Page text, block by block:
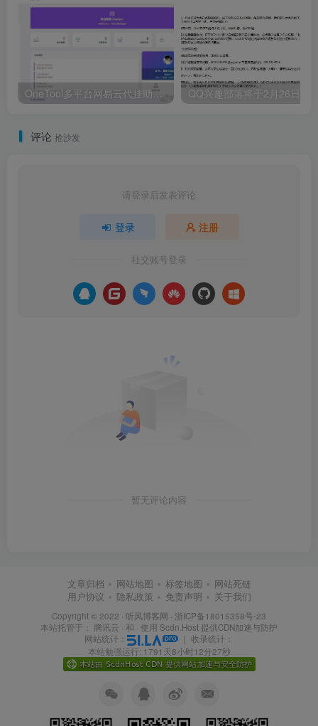
OneTool多平台网易云代挂助手程序网页源码全解版
评论 抢沙发
请登录后发表评论
登录 注册
社交账号登录
暂无评论内容
文章归档 网站地图 标签地图
网站死链
用户协议
隐私政策 免责声明 关于我们
Copyright © 2022 · 听风博客网 · 浙ICP备18015358号-23
本站托管于： 腾讯云 · 和 · 使用 Scdn.Host 提供CDN加速与防护
网站统计：
收录统计：
本站勉强运行: 1791天8小时12分27秒